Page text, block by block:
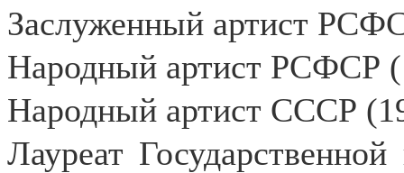
Заслуженный артист
Народный артист РСФСР
Народный артист СССР
Лауреат